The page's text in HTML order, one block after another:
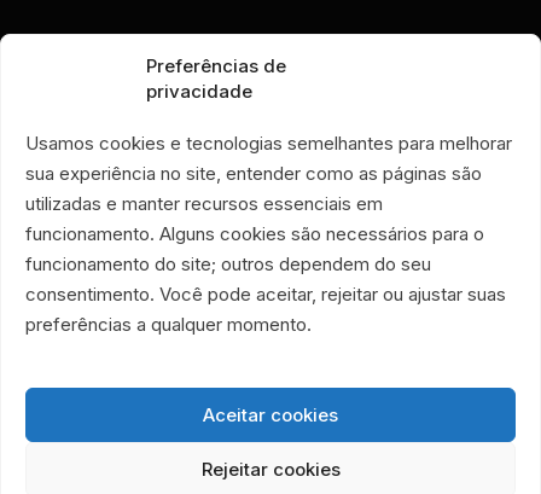
Preferências de
privacidade
Usamos cookies e tecnologias semelhantes para melhorar
sua experiência no site, entender como as páginas são
utilizadas e manter recursos essenciais em
funcionamento. Alguns cookies são necessários para o
funcionamento do site; outros dependem do seu
consentimento. Você pode aceitar, rejeitar ou ajustar suas
preferências a qualquer momento.
Aceitar cookies
Rejeitar cookies
+55 21 99028-9090
ONG É POR AMOR
Rua Lorival, 18
Manguinhos • Rio de Janeiro, Brasilien
SECONDHAND-LADEN É POR AMOR
Geschäfte 719 und 720
Associação Humanitária É Por Amor